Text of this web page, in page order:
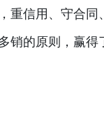
重信用、守合同
销的原则，赢得